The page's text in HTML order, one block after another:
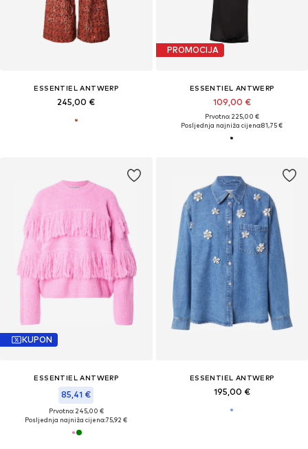
ESSENTIEL ANTWERP
245,00 €
PROMOCIJA
ESSENTIEL ANTWERP
109,00 €
Prvotno: 225,00 €
Posljednja najniža cijena:81,75 €
KUPON
ESSENTIEL ANTWERP
85,41 €
Prvotno: 245,00 €
Posljednja najniža cijena:75,92 €
ESSENTIEL ANTWERP
195,00 €